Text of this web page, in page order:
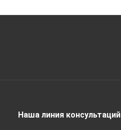
Наша линия консультаций